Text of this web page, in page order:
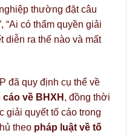
thường đặt câu
“Ai có thẩm quyền giải
diễn ra thế nào và mất
đã quy định cụ thể về
về BHXH , đồng thời
giải quyết tố cáo trong
theo pháp luật về tố